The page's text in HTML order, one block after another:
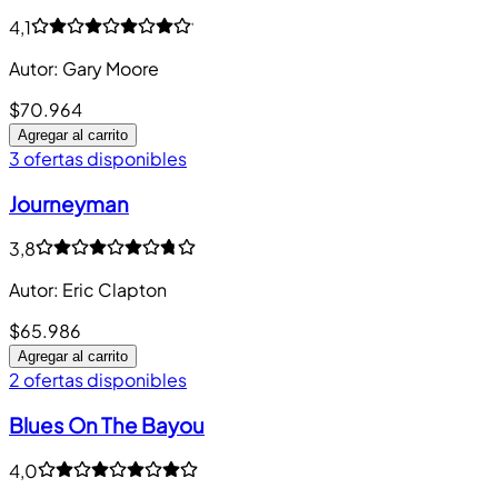
4,1
Autor: Gary Moore
$70.964
Agregar al carrito
3 ofertas disponibles
Journeyman
3,8
Autor: Eric Clapton
$65.986
Agregar al carrito
2 ofertas disponibles
Blues On The Bayou
4,0